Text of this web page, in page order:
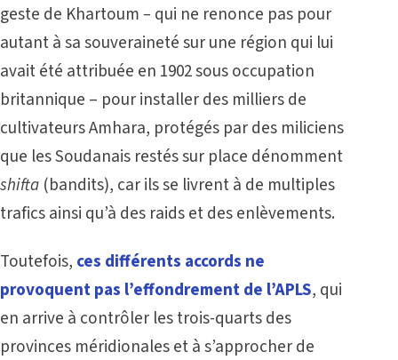
geste de Khartoum– qui ne renonce pas pour
autant à sa souveraineté sur une région qui lui
avait été attribuée en 1902 sous occupation
britannique – pour installer des milliers de
cultivateurs Amhara, protégés par des miliciens
que les Soudanais restés sur place dénomment
shifta (bandits), car ils se livrent à de multiples
trafics ainsi qu’à des raids et des enlèvements.
Toutefois, ces différents accords ne
provoquent pas l’effondrement de l’APLS, qui
en arrive à contrôler les trois-quarts des
provinces méridionales et à s’approcher de